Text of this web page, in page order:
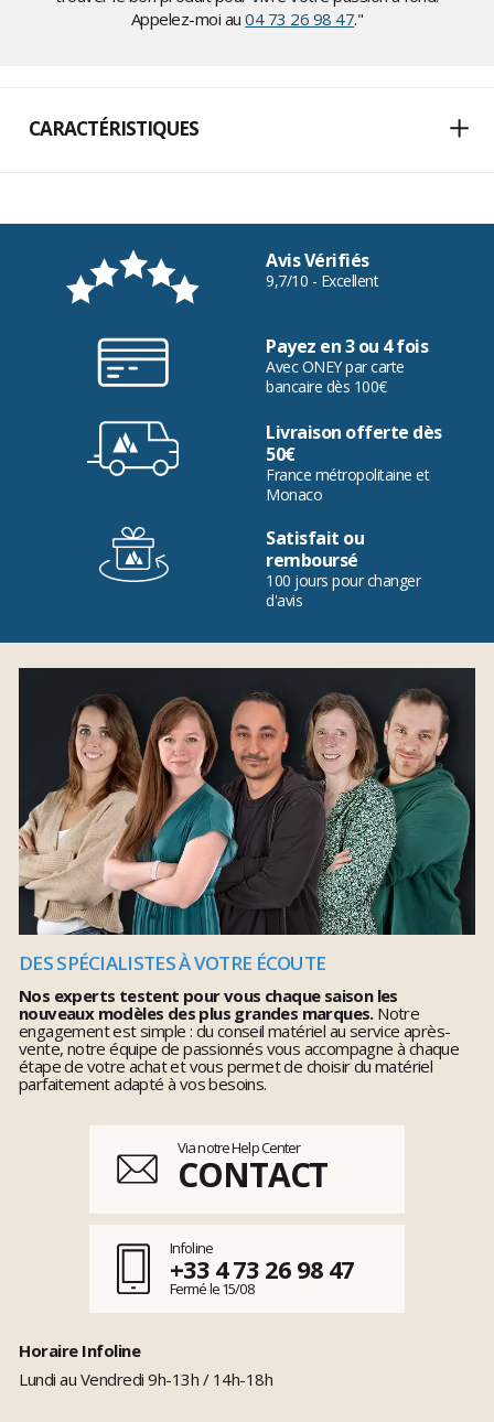
Appelez-moi au04 73 26 98 47."
CARACTÉRISTIQUES
Avis Vérifiés
9,7/10 - Excellent
Payez en 3 ou 4 fois
Avec ONEY par carte
bancaire dès 100€
Livraison offerte dès
50€
France métropolitaine et
Monaco
Satisfait ou
remboursé
100 jours pour changer
d'avis
DES SPÉCIALISTES À VOTRE ÉCOUTE
Nos experts testent pour vous chaque saison les
nouveaux modèles des plus grandes marques.Notre
engagement est simple : du conseil matériel au service après-
vente, notre équipe de passionnés vous accompagne à chaque
étape de votre achat et vous permet de choisir du matériel
parfaitement adapté à vos besoins.
Via notre Help Center
CONTACT
Infoline
+33 4 73 26 98 47
Fermé le 15/08
Horaire Infoline
Lundi au Vendredi 9h-13h / 14h-18h